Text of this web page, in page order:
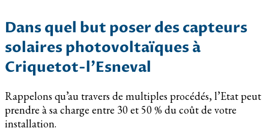
Dans quel but poser des capteurs
solaires photovoltaïques à
Criquetot-l’Esneval
Rappelons qu’au travers de multiples procédés, l’Etat peut
prendre à sa charge entre 30 et 50 % du coût de votre
installation.